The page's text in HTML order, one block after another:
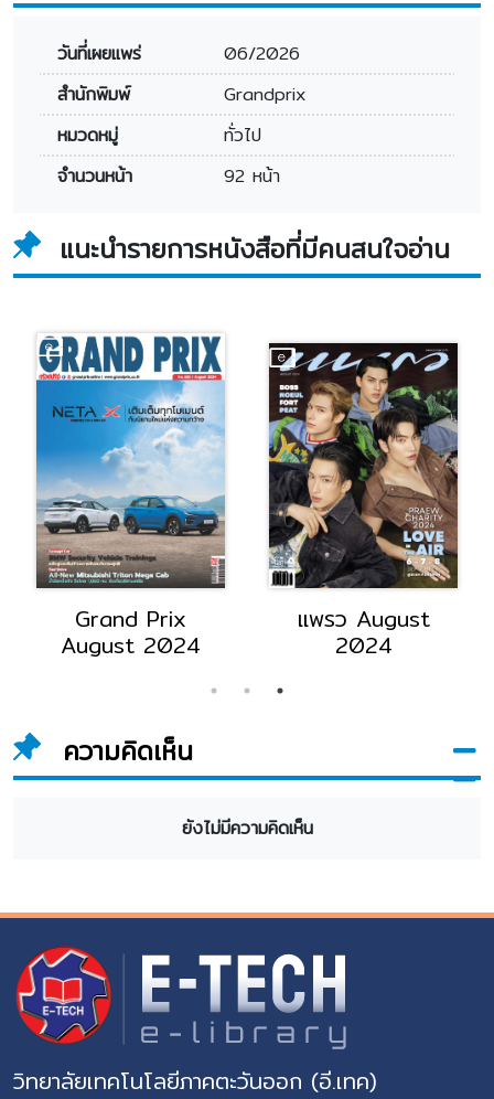
วันที่เผยแพร่
06/2026
สำนักพิมพ์
Grandprix
หมวดหมู่
ทั่วไป
จำนวนหน้า
92 หน้า
แนะนำรายการหนังสือที่มีคนสนใจอ่าน
National
Geographic june
National
Geographic
ความคิดเห็น
ยังไม่มีความคิดเห็น
วิทยาลัยเทคโนโลยีภาคตะวันออก (อี.เทค)